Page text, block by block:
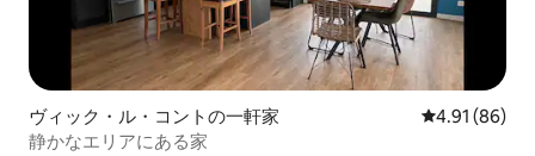
ヴィック・ル・コントの一軒家 レビュー86
4.91 (86)
静かなエリアにある家